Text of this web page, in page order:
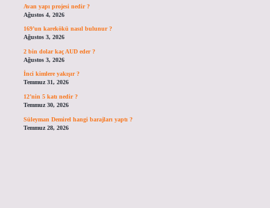
Avan yapı projesi nedir ?
Ağustos 4, 2026
169’un karekökü nasıl bulunur ?
Ağustos 3, 2026
2 bin dolar kaç AUD eder ?
Ağustos 3, 2026
İnci kimlere yakışır ?
Temmuz 31, 2026
12’nin 5 katı nedir ?
Temmuz 30, 2026
Süleyman Demirel hangi barajları yaptı ?
Temmuz 28, 2026